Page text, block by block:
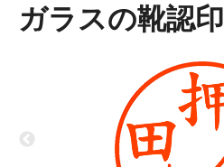
ガラスの靴認印